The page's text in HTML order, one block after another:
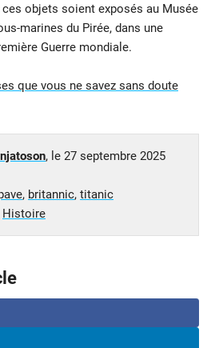
objets soient exposés au Musée
marines du Pirée, dans une
Guerre mondiale.
que vous ne savez sans doute
, le 27 septembre 2025
, britannic, titanic
Histoire